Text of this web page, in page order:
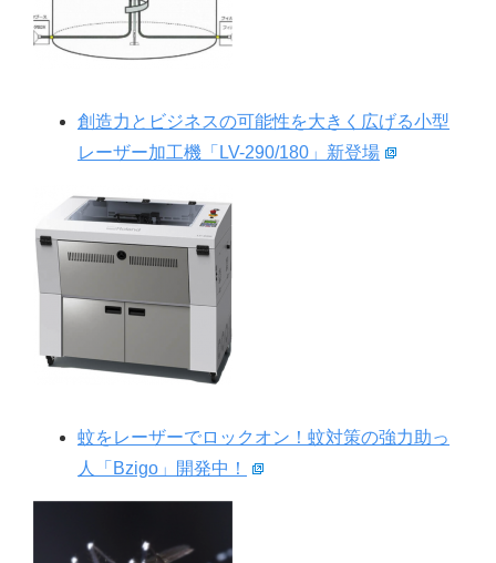
創造力とビジネスの可能性を大きく広げる小型
レーザー加工機「LV-290/180」新登場
蚊をレーザーでロックオン！蚊対策の強力助っ
人「Bzigo」開発中！